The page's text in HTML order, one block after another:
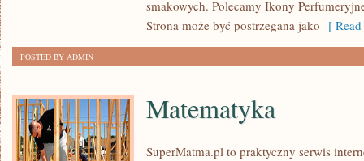
smakowych. Polecamy Ikony
Strona może być postrzegana jako [
POSTED BY ADMIN
Matematyka
SuperMatma.pl to praktyczny serwis